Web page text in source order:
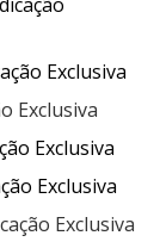
Exclusiva
Exclusiva
Exclusiva
Exclusiva
Exclusiva